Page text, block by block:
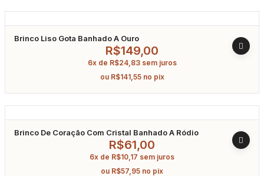
Brinco Liso Gota Banhado A Ouro
R$149,00
6x de R$24,83 sem juros
ou R$141,55 no pix
Brinco De Coração Com Cristal Banhado A Ródio
R$61,00
6x de R$10,17 sem juros
ou R$57,95 no pix